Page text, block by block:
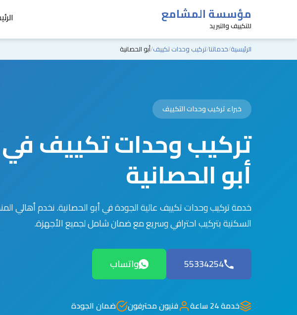
مؤسسة المشامع
للتكييف والتبريد
الرئيسية خدماتنا تركيب وحدات تكييف أبو الحصانية
خبراء تركيب وحدات التكييف
تركيب وحدات تكييف في
أبو الحصانية
خدمة تركيب وحدات تكييف عالية الجودة في أبو الحصانية. نخدم أهالي
السكنية بتركيب احترافي وسريع مع ضمان شامل لجميع الأجهزة.
55334254 واتساب
خدمة 24 ساعة فنيون محترفون ضمان الجودة